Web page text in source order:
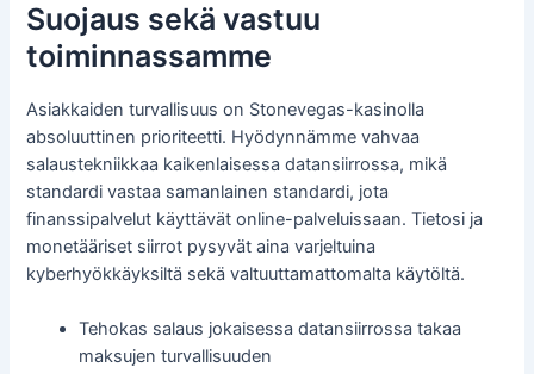
Suojaus sekä vastuu
toiminnassamme
Asiakkaiden turvallisuus on Stonevegas-kasinolla
absoluuttinen prioriteetti. Hyödynnämme vahvaa
salaustekniikkaa kaikenlaisessa datansiirrossa, mikä
standardi vastaa samanlainen standardi, jota
finanssipalvelut käyttävät online-palveluissaan. Tietosi ja
monetääriset siirrot pysyvät aina varjeltuina
kyberhyökkäyksiltä sekä valtuuttamattomalta käytöltä.
Tehokas salaus jokaisessa datansiirrossa takaa
maksujen turvallisuuden